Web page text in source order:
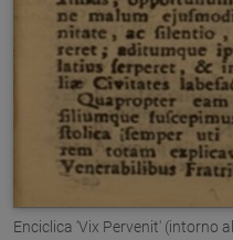
Enciclica 'Vix Pervenit' (intorno